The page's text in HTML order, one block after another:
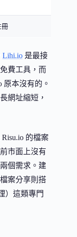
冊
Lihi.io 是最接
費工具，而
原本沒有的。
網址縮短，
的檔案
市面上沒有
個需求。建
案分享則搭
）這類專門